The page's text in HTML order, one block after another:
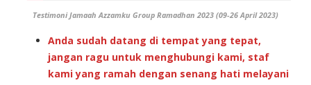
Testimoni Jamaah Azzamku Group Ramadhan 2023 (09-26 April 2023)
Anda sudah datang di tempat yang tepat,
jangan ragu untuk menghubungi kami, staf
kami yang ramah dengan senang hati melayani